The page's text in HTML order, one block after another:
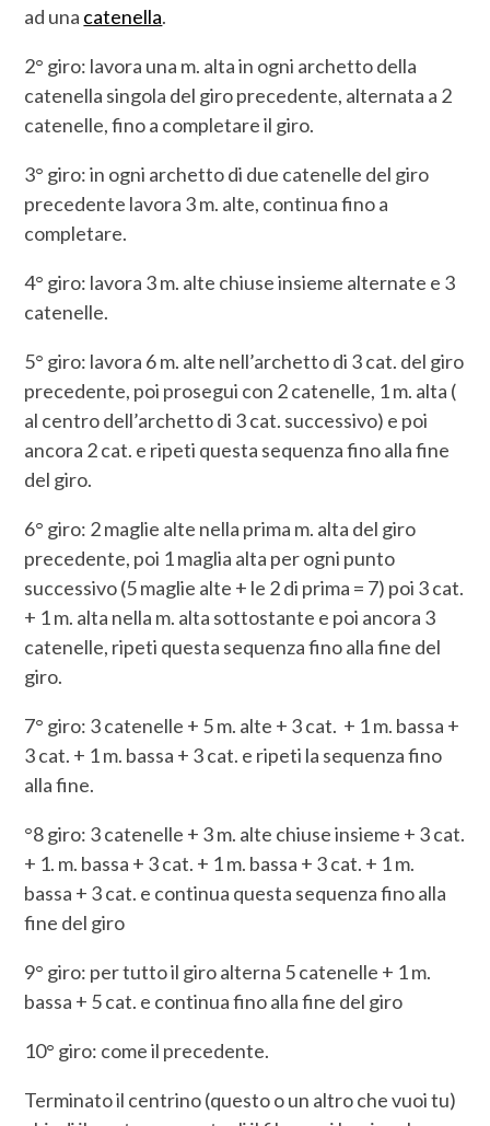
ad una catenella.
2° giro: lavora una m. alta in ogni archetto della
catenella singola del giro precedente, alternata a 2
catenelle, fino a completare il giro.
3° giro: in ogni archetto di due catenelle del giro
precedente lavora 3 m. alte, continua fino a
completare.
4° giro: lavora 3 m. alte chiuse insieme alternate e 3
catenelle.
5° giro: lavora 6 m. alte nell’archetto di 3 cat. del giro
precedente, poi prosegui con 2 catenelle, 1 m. alta (
al centro dell’archetto di 3 cat. successivo) e poi
ancora 2 cat. e ripeti questa sequenza fino alla fine
del giro.
6° giro: 2 maglie alte nella prima m. alta del giro
precedente, poi 1 maglia alta per ogni punto
successivo (5 maglie alte + le 2 di prima = 7) poi 3 cat.
+ 1 m. alta nella m. alta sottostante e poi ancora 3
catenelle, ripeti questa sequenza fino alla fine del
giro.
7° giro: 3 catenelle + 5 m. alte + 3 cat. + 1 m. bassa +
3 cat. + 1 m. bassa + 3 cat. e ripeti la sequenza fino
alla fine.
°8 giro: 3 catenelle + 3 m. alte chiuse insieme + 3 cat.
+ 1. m. bassa + 3 cat. + 1 m. bassa + 3 cat. + 1 m.
bassa + 3 cat. e continua questa sequenza fino alla
fine del giro
9° giro: per tutto il giro alterna 5 catenelle + 1 m.
bassa + 5 cat. e continua fino alla fine del giro
10° giro: come il precedente.
Terminato il centrino (questo o un altro che vuoi tu)